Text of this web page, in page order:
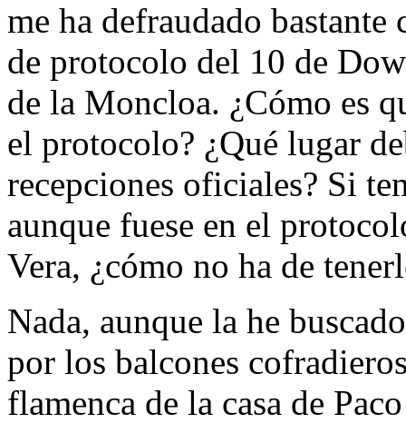
me ha defraudado
de protocolo del 10 de
de la Moncloa. ¿Cómo es
el protocolo? ¿Qué lugar
recepciones oficiales? Si
aunque fuese en el
Vera, ¿cómo no ha de
Nada, aunque la he
por los balcones
flamenca de la casa de